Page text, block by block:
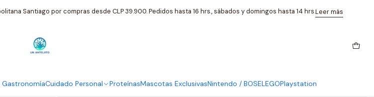
GastronomíaCuidado Personal ProteínasMascotas ExclusivasNintendo / BOSELEGOPlaystation
Santiago por compras desde CLP 39.900. Pedidos hasta 16 hrs., sábados y domingos hasta 14 hrs.Leer más
Capillaire Crema Shampoo Anticaspa Seca 250ml Eucerin